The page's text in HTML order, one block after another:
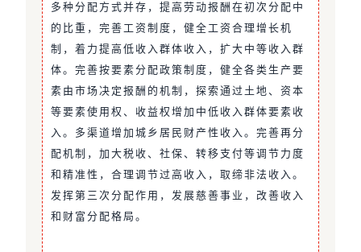
多种分配方式并存，提高劳动报酬在初次分配中
的比重，完善工资制度，健全工资合理增长机
制，着力提高低收入群体收入，扩大中等收入群
体。完善按要素分配政策制度，健全各类生产要
素由市场决定报酬的机制，探索通过土地、资本
等要素使用权、收益权增加中低收入群体要素收
入。多渠道增加城乡居民财产性收入。完善再分
配机制，加大税收、社保、转移支付等调节力度
和精准性，合理调节过高收入，取缔非法收入。
发挥第三次分配作用，发展慈善事业，改善收入
和财富分配格局。